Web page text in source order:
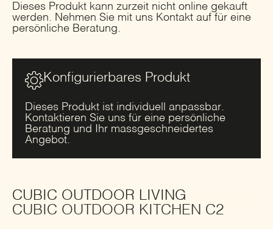
Dieses Produkt kann zurzeit nicht online gekauft
werden. Nehmen Sie mit uns Kontakt auf für eine
persönliche Beratung.
Konfigurierbares Produkt
Dieses Produkt ist individuell anpassbar.
Kontaktieren Sie uns für eine persönliche
Beratung und Ihr massgeschneidertes
Angebot.
CUBIC OUTDOOR LIVING
CUBIC OUTDOOR KITCHEN C2